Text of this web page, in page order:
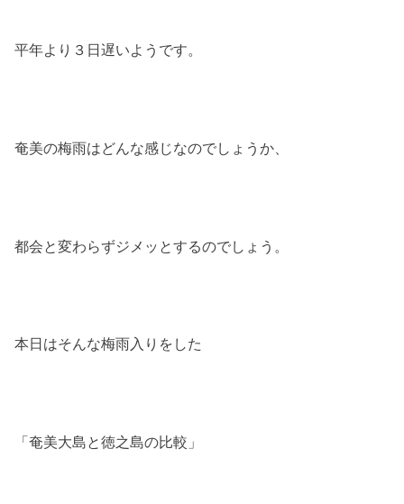
平年より３日遅いようです。
奄美の梅雨はどんな感じなのでしょうか、
都会と変わらずジメッとするのでしょう。
本日はそんな梅雨入りをした
「奄美大島と徳之島の比較」